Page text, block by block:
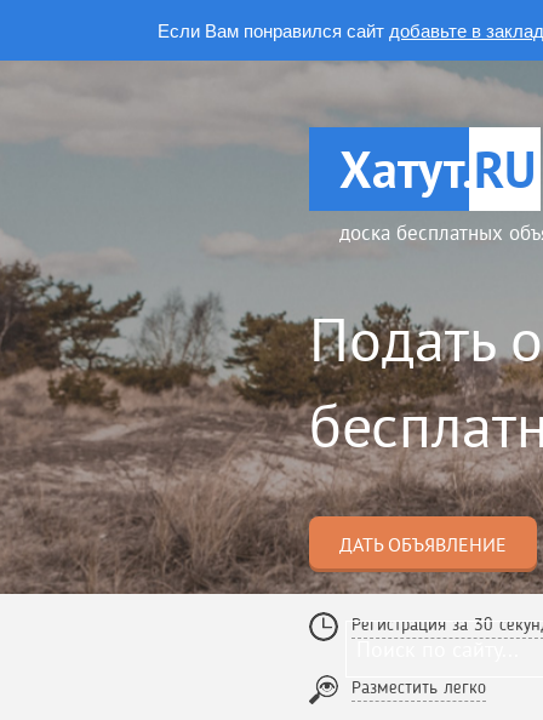
Если Вам понравился сайт добавьте в
Хатут.RU
доска бесплатных
Подать
ДАТЬ ОБЪЯВЛЕНИЕ
Регистрация за 30
Разместить легко